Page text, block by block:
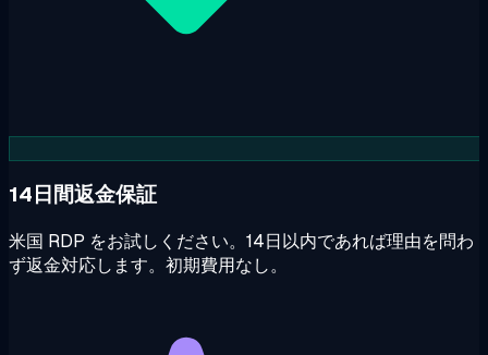
14日間返金保証
米国 RDP をお試しください。14日以内であれば理由を問わ
ず返金対応します。初期費用なし。